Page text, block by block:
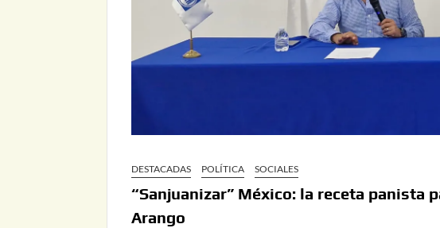
DESTACADAS POLÍTICA SOCIALES
“Sanjuanizar” México: la receta panista
Arango